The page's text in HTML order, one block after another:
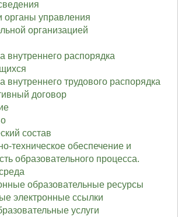
органы управления
организацией
внутреннего распорядка
внутреннего трудового распорядка
договор
состав
техническое обеспечение и
образовательного процесса.
образовательные ресурсы
электронные ссылки
услуги